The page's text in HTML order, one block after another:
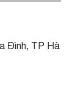
Đình, TP Hà